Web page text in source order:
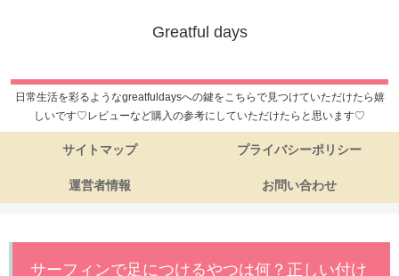
Greatful days
日常生活を彩るようなgreatfuldaysへの鍵をこちらで見つけていただけたら嬉
しいです♡レビューなど購入の参考にしていただけたらと思います♡
サイトマップ プライバシーポリシー
運営者情報 お問い合わせ
サーフィンで足につけるやつは何？正しい付け